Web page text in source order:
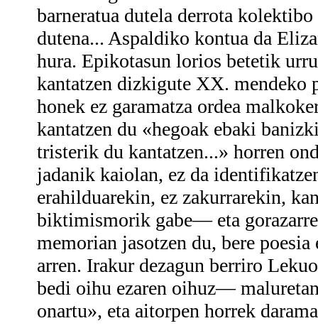
barneratua dutela derrota
dutena... Aspaldiko kontua da
hura. Epikotasun lorios betetik
kantatzen dizkigute XX. mendeko
honek ez garamatza ordea
kantatzen du «hegoak ebaki
tristerik du kantatzen...» horren
jadanik kaiolan, ez da
erahilduarekin, ez zakurrarekin,
biktimismorik gabe— eta
memorian jasotzen du, bere
arren. Irakur dezagun berriro
bedi oihu ezaren oihuz—
onartu», eta aitorpen horrek